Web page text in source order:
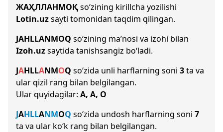
ЖАҲЛЛАНМОҚso‘zining kirillcha yozilishi
Lotin.uzsayti tomonidan taqdim qilingan.
JAHLLANMOQ so‘zining ma’nosi va izohi bilan
Izoh.uzsaytida tanishsangiz bo‘ladi.
JAHLLANMOQ so‘zida unli harflarning soni 3ta va
ular qizil rang bilan belgilangan.
Ular quyidagilar: A, A, O
JAHLLANMOQ so‘zida undosh harflarning soni 7
ta va ular ko‘k rang bilan belgilangan.